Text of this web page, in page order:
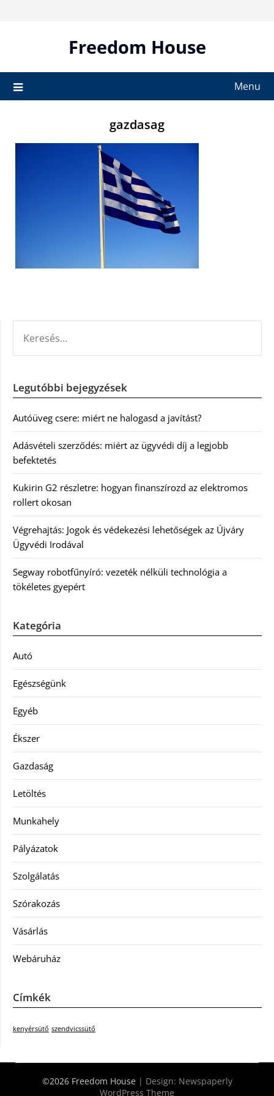
Freedom House
Menu
gazdasag
Legutóbbi bejegyzések
Autóüveg csere: miért ne halogasd a javítást?
Adásvételi szerződés: miért az ügyvédi díj a legjobb
befektetés
Kukirin G2 részletre: hogyan finanszírozd az elektromos
rollert okosan
Végrehajtás: Jogok és védekezési lehetőségek az Újváry
Ügyvédi Irodával
Segway robotfűnyíró: vezeték nélküli technológia a
tökéletes gyepért
Kategória
Autó
Egészségünk
Egyéb
Ékszer
Gazdaság
Letöltés
Munkahely
Pályázatok
Szolgálatás
Szórakozás
Vásárlás
Webáruház
Címkék
kenyérsütő szendvicssütő
©2026 Freedom House | Design: Newspaperly
WordPress Theme